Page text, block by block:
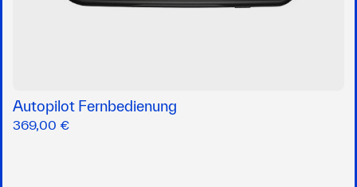
Autopilot Fernbedienung
369,00 €